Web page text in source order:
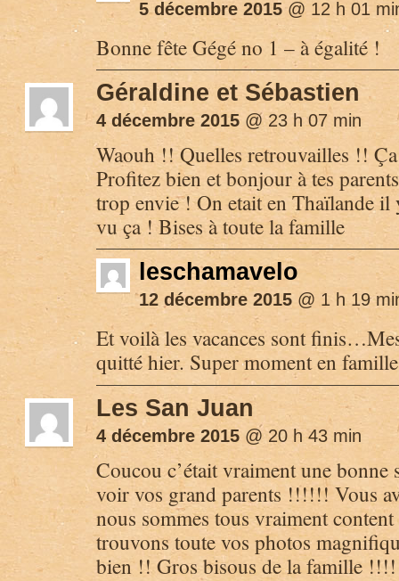
5 décembre 2015 @ 12 h 01
Bonne fête Gégé no 1 – à égalité !
Géraldine et Sébastien
4 décembre 2015 @ 23 h 07 min
Waouh !! Quelles retrouvailles !!
Profitez bien et bonjour à tes
trop envie ! On etait en Thaïlande il
vu ça ! Bises à toute la famille
leschamavelo
12 décembre 2015 @ 1 h 19
Et voilà les vacances sont
quitté hier. Super moment en
Les San Juan
4 décembre 2015 @ 20 h 43 min
Coucou c’était vraiment une
voir vos grand parents !!!!!! Vous
nous sommes tous vraiment
trouvons toute vos photos
bien !! Gros bisous de la famille